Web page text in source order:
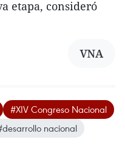
etapa, consideró
VNA
#XIV Congreso Nacional
nacional